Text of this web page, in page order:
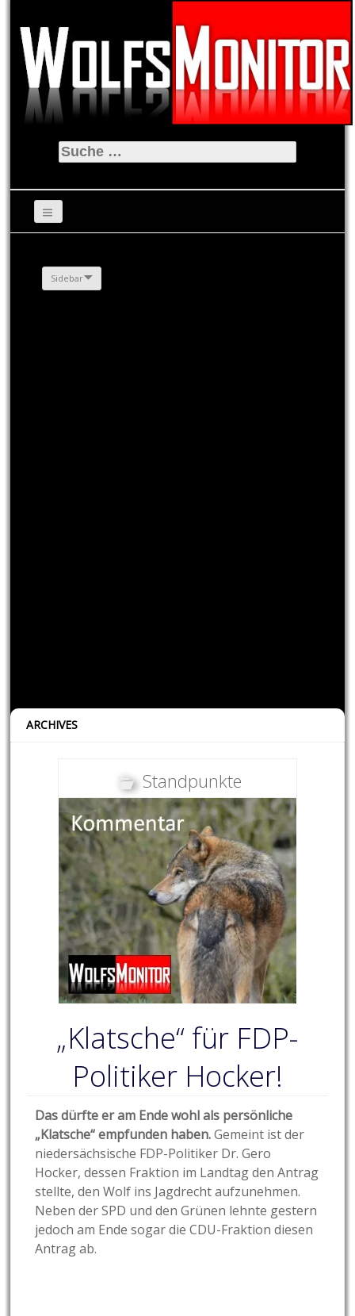
Suche
nach:
Sidebar
ARCHIVES
Standpunkte
„Klatsche“ für FDP-
Politiker Hocker!
Das dürfte er am Ende wohl als persönliche
„Klatsche“ empfunden haben.Gemeint ist der
niedersächsische FDP-Politiker Dr. Gero
Hocker, dessen Fraktion im Landtag den Antrag
stellte, den Wolf ins Jagdrecht aufzunehmen.
Neben der SPD und den Grünen lehnte gestern
jedoch am Ende sogar die CDU-Fraktion diesen
Antrag ab.